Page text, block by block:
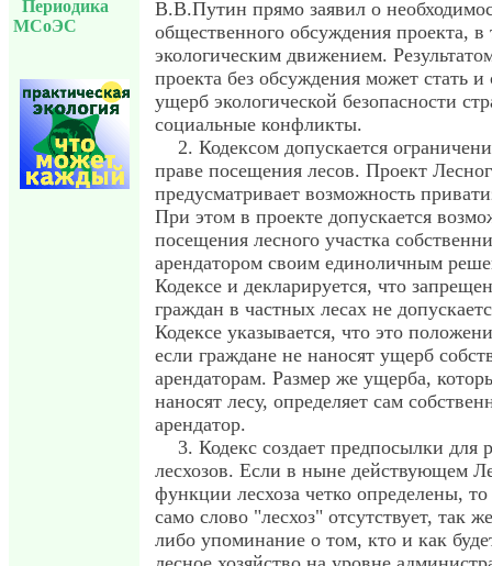
Периодика
МСоЭС
В.В.Путин прямо заявил о
общественного обсуждения проекта, в
экологическим движением.
проекта без обсуждения может стать
ущерб экологической безопасности
социальные конфликты.
2. Кодексом допускается
праве посещения лесов. Проект
предусматривает возможность
При этом в проекте допускается
посещения лесного участка
арендатором своим единоличным
Кодексе и декларируется, что
граждан в частных лесах не
Кодексе указывается, что это
если граждане не наносят ущерб
арендаторам. Размер же ущерба,
наносят лесу, определяет сам
арендатор.
3. Кодекс создает предпосылки для
лесхозов. Если в ныне действующем
функции лесхоза четко определены,
само слово "лесхоз" отсутствует, так
либо упоминание о том, кто и как